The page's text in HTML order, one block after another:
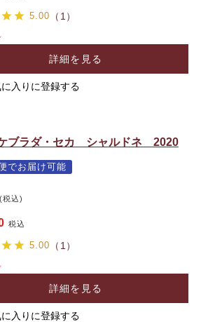
5.00 （1）
詳細を見る
入りに登録する
ブラダ・セカ シャルドネ 2020
でお届け可能
(税込)
税込
5.00 （1）
詳細を見る
入りに登録する